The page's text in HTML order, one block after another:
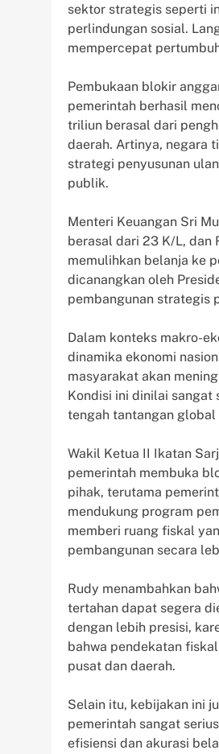
sektor strategis seperti
perlindungan sosial.
mempercepat
Pembukaan blokir
pemerintah berhasil
triliun berasal dari
daerah. Artinya, negara
strategi penyusunan
publik.
Menteri Keuangan Sri
berasal dari 23 K/L,
memulihkan belanja ke
dicanangkan oleh
pembangunan strategis
Dalam konteks makro-
dinamika ekonomi
masyarakat akan
Kondisi ini dinilai sangat
tengah tantangan
Wakil Ketua II Ikatan
pemerintah membuka
pihak, terutama
mendukung program
memberi ruang fiskal
pembangunan secara
Rudy menambahkan
tertahan dapat segera
dengan lebih presisi,
bahwa pendekatan
pusat dan daerah.
Selain itu, kebijakan ini
pemerintah sangat
efisiensi dan akurasi